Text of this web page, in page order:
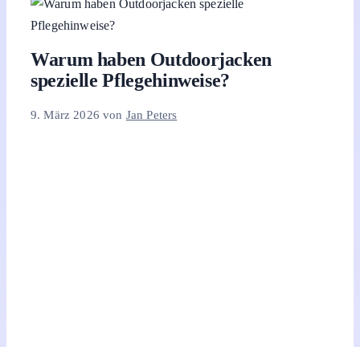
Warum haben Outdoorjacken
spezielle Pflegehinweise?
9. März 2026 von Jan Peters